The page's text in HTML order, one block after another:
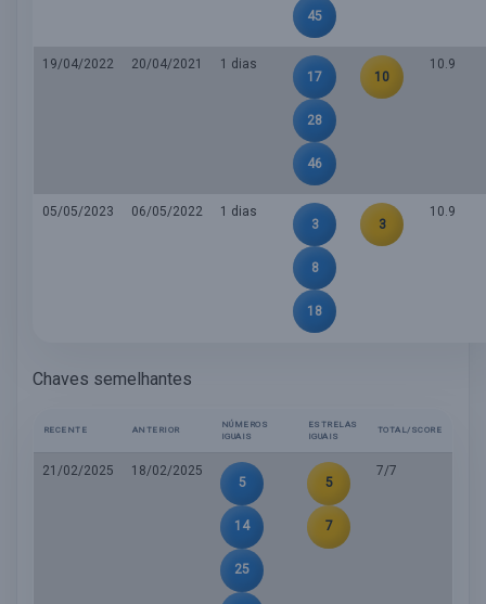
45
19/04/2022 20/04/2021
1 dias
17
28
46
10
10.9
05/05/2023 06/05/2022
1 dias
3
8
18
3
10.9
Chaves semelhantes
RECENTE ANTERIOR
NÚMEROS
IGUAIS
ESTRELAS
IGUAIS
TOTAL/SCORE
21/02/2025
18/02/2025
5
14
25
5
7
7/7